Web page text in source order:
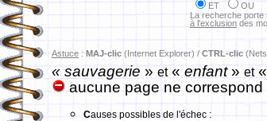
ET
OU
La recherche porte
à l'exclusion des
Astuce : MAJ-clic (Internet Explorer) / CTRL-clic
« sauvagerie » et« enfant» et«
aucune page ne correspond
Causes possibles de l'échec :